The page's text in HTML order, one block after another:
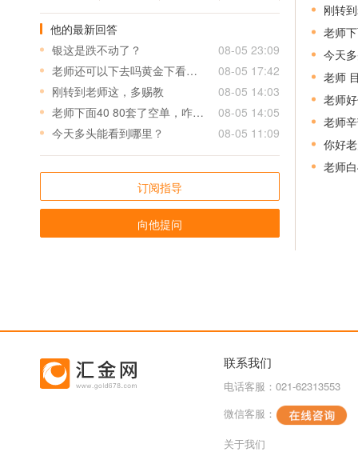
他的最新回答
银这是跌不动了？
08-05 23:09
老师还可以下去吗黄金下看多少
08-05 17:42
刚转到老师这，多赐教
08-05 14:03
老师下面40 80套了空单，咋办呢
08-05 14:05
今天多头能看到哪里？
08-05 11:09
订阅指导
向他提问
刚转
老师
今天
老师
老师
老师
你好
老师
联系我们
电话客服：021-62313553
微信客服：
关于我们